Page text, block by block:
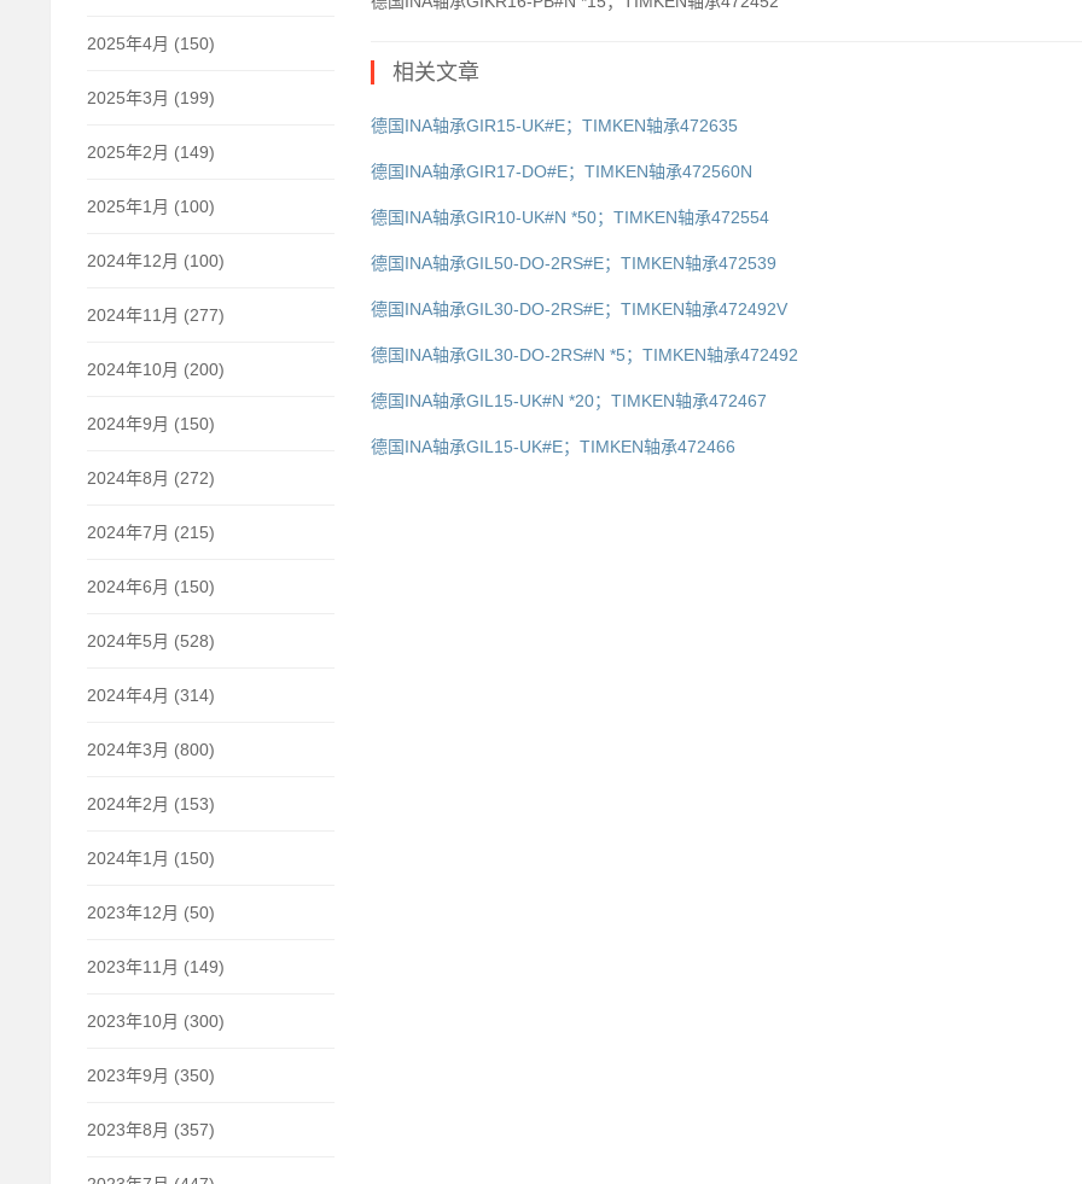
2025年4月 (150)
2025年3月 (199)
2025年2月 (149)
2025年1月 (100)
2024年12月 (100)
2024年11月 (277)
2024年10月 (200)
2024年9月 (150)
2024年8月 (272)
2024年7月 (215)
2024年6月 (150)
2024年5月 (528)
2024年4月 (314)
2024年3月 (800)
2024年2月 (153)
2024年1月 (150)
2023年12月 (50)
2023年11月 (149)
2023年10月 (300)
2023年9月 (350)
2023年8月 (357)
相关文章
德国INA轴承GIR15-UK#E；TIMKEN轴承472635
德国INA轴承GIR17-DO#E；TIMKEN轴承472560N
德国INA轴承GIR10-UK#N *50；TIMKEN轴承472554
德国INA轴承GIL50-DO-2RS#E；TIMKEN轴承472539
德国INA轴承GIL30-DO-2RS#E；TIMKEN轴承472492V
德国INA轴承GIL30-DO-2RS#N *5；TIMKEN轴承472492
德国INA轴承GIL15-UK#N *20；TIMKEN轴承472467
德国INA轴承GIL15-UK#E；TIMKEN轴承472466